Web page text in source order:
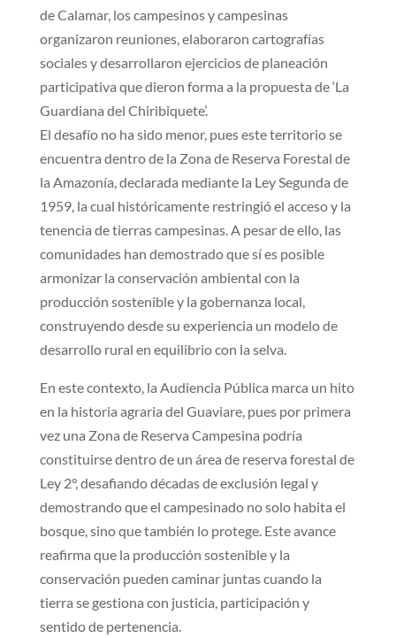
de Calamar, los campesinos y campesinas
organizaron reuniones, elaboraron cartografías
sociales y desarrollaron ejercicios de planeación
participativa que dieron forma a la propuesta de ‘La
Guardiana del Chiribiquete’.
El desafío no ha sido menor, pues este territorio se
encuentra dentro de la Zona de Reserva Forestal de
la Amazonía, declarada mediante la Ley Segunda de
1959, la cual históricamente restringió el acceso y la
tenencia de tierras campesinas. A pesar de ello, las
comunidades han demostrado que sí es posible
armonizar la conservación ambiental con la
producción sostenible y la gobernanza local,
construyendo desde su experiencia un modelo de
desarrollo rural en equilibrio con la selva.
En este contexto, la Audiencia Pública marca un hito
en la historia agraria del Guaviare, pues por primera
vez una Zona de Reserva Campesina podría
constituirse dentro de un área de reserva forestal de
Ley 2°, desafiando décadas de exclusión legal y
demostrando que el campesinado no solo habita el
bosque, sino que también lo protege. Este avance
reafirma que la producción sostenible y la
conservación pueden caminar juntas cuando la
tierra se gestiona con justicia, participación y
sentido de pertenencia.